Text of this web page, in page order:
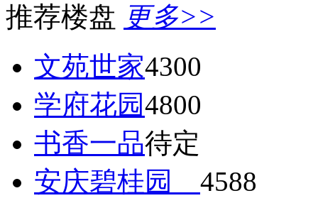
推荐楼盘 更多>>
文苑世家4300
学府花园4800
书香一品待定
安庆碧桂园 4588